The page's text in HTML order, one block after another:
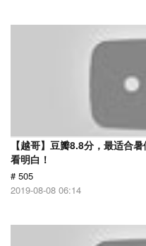
【越哥】豆瓣8.8分，最适合
看明白！
# 505
2019-08-08 06:14